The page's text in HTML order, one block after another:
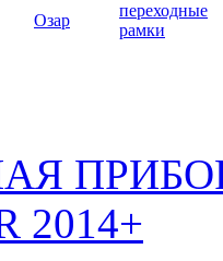
Озар
переходные
рамки
2014+